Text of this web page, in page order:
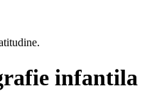
infantila